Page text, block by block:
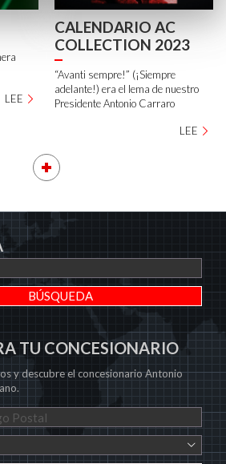
LEE
CALENDARIO AC
COLLECTION 2023
“Avanti sempre!” (¡Siempre
adelante!) era el lema de nuestro
Presidente Antonio Carraro
LEE
TU CONCESIONARIO
y descubre el concesionario Antonio